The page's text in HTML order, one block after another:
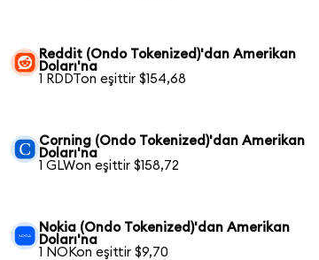
Reddit (Ondo Tokenized)'dan Amerikan
Doları'na
1 RDDTon eşittir $154,68
Corning (Ondo Tokenized)'dan Amerikan
Doları'na
1 GLWon eşittir $158,72
Nokia (Ondo Tokenized)'dan Amerikan
Doları'na
1 NOKon eşittir $9,70